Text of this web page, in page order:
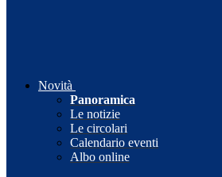
Novità
Panoramica
Le notizie
Le circolari
Calendario eventi
Albo online